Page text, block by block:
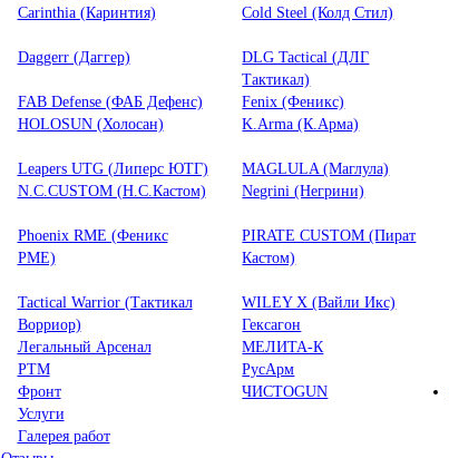
Carinthia (Каринтия)
Cold Steel (Колд Стил)
Daggerr (Даггер)
DLG Tactical (ДЛГ
Тактикал)
FAB Defense (ФАБ Дефенс)
Fenix (Феникс)
HOLOSUN (Холосан)
K.Arma (К.Арма)
Leapers UTG (Липерс ЮТГ)
MAGLULA (Маглула)
N.C.CUSTOM (Н.С.Кастом)
Negrini (Негрини)
Phoenix RME (Феникс
РМЕ)
PIRATE CUSTOM (Пират
Кастом)
Tactical Warrior (Тактикал
Ворриор)
WILEY X (Вайли Икс)
Гексагон
Легальный Арсенал
МЕЛИТА-К
РТМ
РусАрм
Фронт
ЧИСТОGUN
Услуги
Галерея работ